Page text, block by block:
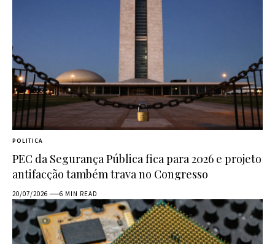
POLITICA
PEC da Segurança Pública fica para 2026 e projeto
antifacção também trava no Congresso
20/07/2026 6 MIN READ